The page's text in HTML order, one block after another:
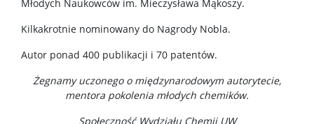
Ubezpieczenie zdrowotne
Dokumenty do pobrania
Młodych Naukowców im. Mieczysława Mąkoszy.
Kilkakrotnie nominowany do Nagrody Nobla.
Autor ponad 400 publikacji i 70 patentów.
Żegnamy uczonego o międzynarodowym autorytecie,
mentora pokolenia młodych chemików.
Społeczność Wydziału Chemii UW